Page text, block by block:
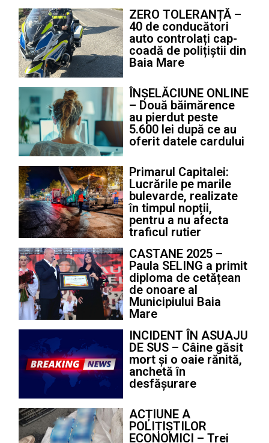
ZERO TOLERANȚĂ –
40 de conducători
auto controlați cap-
coadă de polițiștii din
Baia Mare
ÎNȘELĂCIUNE ONLINE
– Două băimărence
au pierdut peste
5.600 lei după ce au
oferit datele cardului
Primarul Capitalei:
Lucrările pe marile
bulevarde, realizate
în timpul nopții,
pentru a nu afecta
traficul rutier
CASTANE 2025 –
Paula SELING a primit
diploma de cetățean
de onoare al
Municipiului Baia
Mare
INCIDENT ÎN ASUAJU
DE SUS – Câine găsit
mort și o oaie rănită,
anchetă în
desfășurare
ACȚIUNE A
POLIȚIȘTILOR
ECONOMICI – Trei